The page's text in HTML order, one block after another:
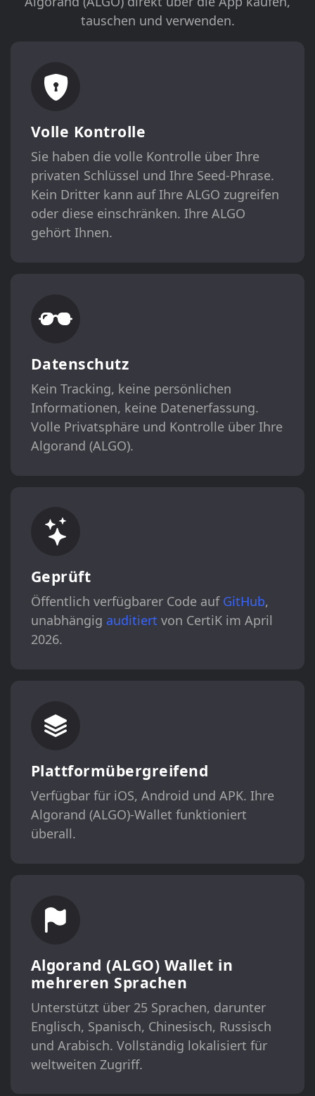
tauschen und verwenden.
Volle Kontrolle
Sie haben die volle Kontrolle über Ihre
privaten Schlüssel und Ihre Seed-Phrase.
Kein Dritter kann auf Ihre ALGO zugreifen
oder diese einschränken. Ihre ALGO
gehört Ihnen.
Datenschutz
Kein Tracking, keine persönlichen
Informationen, keine Datenerfassung.
Volle Privatsphäre und Kontrolle über Ihre
Algorand (ALGO).
Geprüft
Öffentlich verfügbarer Code auf GitHub,
unabhängig auditiert von CertiK im April
2026.
Plattformübergreifend
Verfügbar für iOS, Android und APK. Ihre
Algorand (ALGO)-Wallet funktioniert
überall.
Algorand (ALGO) Wallet in
mehreren Sprachen
Unterstützt über 25 Sprachen, darunter
Englisch, Spanisch, Chinesisch, Russisch
und Arabisch. Vollständig lokalisiert für
weltweiten Zugriff.